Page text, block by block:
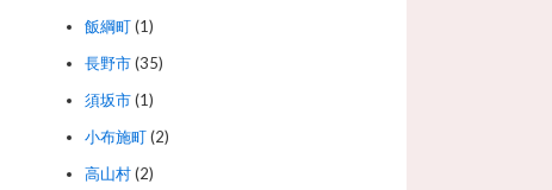
飯綱町(1)
長野市(35)
須坂市(1)
小布施町(2)
高山村(2)